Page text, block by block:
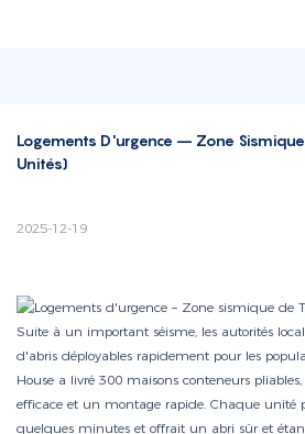
Logements D'urgence – Zone
Unités)
2025-12-19
Suite à un important séisme, les autorités
d'abris déployables rapidement pour les
House a livré 300 maisons conteneurs
efficace et un montage rapide. Chaque unité
quelques minutes et offrait un abri sûr et